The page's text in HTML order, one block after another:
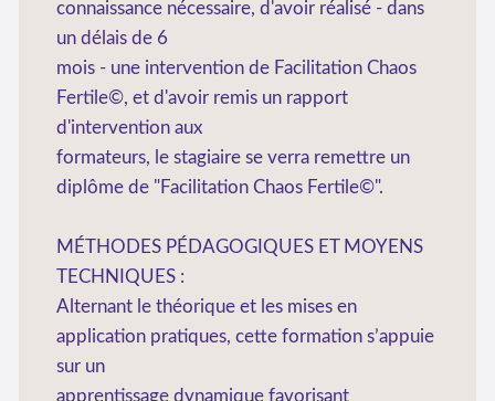
connaissance nécessaire, d'avoir réalisé - dans
un délais de 6
mois - une intervention de Facilitation Chaos
Fertile©, et d'avoir remis un rapport
d'intervention aux
formateurs, le stagiaire se verra remettre un
diplôme de "Facilitation Chaos Fertile©".
MÉTHODES PÉDAGOGIQUES ET MOYENS
TECHNIQUES :
Alternant le théorique et les mises en
application pratiques, cette formation s’appuie
sur un
apprentissage dynamique favorisant